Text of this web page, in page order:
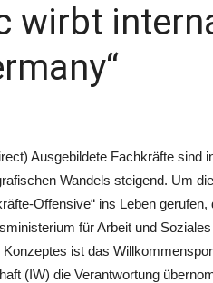
wirbt
Ausgebildete Fachkräfte sind
Wandels steigend. Um
Offensive“ ins Leben
für Arbeit und
ist das
(IW) die Verantwortung